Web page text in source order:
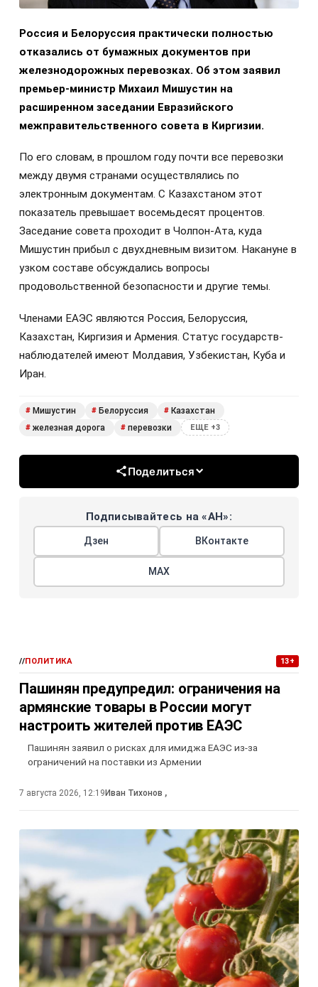
Россия и Белоруссия практически полностью
отказались от бумажных документов при
железнодорожных перевозках. Об этом заявил
премьер-министр Михаил Мишустин на
расширенном заседании Евразийского
межправительственного совета в Киргизии.
По его словам, в прошлом году почти все перевозки
между двумя странами осуществлялись по
электронным документам. С Казахстаном этот
показатель превышает восемьдесят процентов.
Заседание совета проходит в Чолпон-Ата, куда
Мишустин прибыл с двухдневным визитом. Накануне в
узком составе обсуждались вопросы
продовольственной безопасности и другие темы.
Членами ЕАЭС являются Россия, Белоруссия,
Казахстан, Киргизия и Армения. Статус государств-
наблюдателей имеют Молдавия, Узбекистан, Куба и
Иран.
# Мишустин # Белоруссия # Казахстан
# железная дорога # перевозки ЕЩЕ +3
Поделиться
Подписывайтесь на «АН»:
Дзен ВКонтакте
МАХ
//ПОЛИТИКА 13+
Пашинян предупредил: ограничения на
армянские товары в России могут
настроить жителей против ЕАЭС
Пашинян заявил о рисках для имиджа ЕАЭС из-за
ограничений на поставки из Армении
7 августа 2026, 12:19Иван Тихонов ,